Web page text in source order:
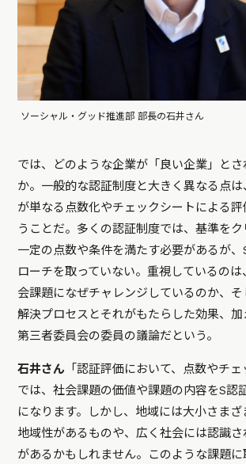
ソーシャル・グッド推進部 部長の石井さん
では、どのような企業が「良い企業」とさ
か。一般的な認証制度と大きく異なる点は
が単なる点数化やチェックシートによる
うことだ。多くの認証制度では、基準を
一定の点数や条件を満たす必要があるが
ローチを取っていない。重視しているの
会課題になぜチャレンジしているのか、
解決プロセスとそれがもたらした効果、加
第三者委員会の委員の議論だという。
石井さん 「認証評価において、点数やチ
では、社会課題の価値や課題の内容をS認
になります。しかし、地域には大小さまざ
地域性があるものや、広く社会には認識
があるかもしれません。このような課題に